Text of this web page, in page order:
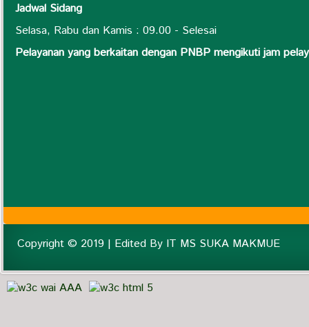
Jadwal Sidang
Selasa, Rabu dan Kamis : 09.00 - Selesai
Pelayanan yang berkaitan dengan PNBP mengikuti jam
Copyright © 2019 | Edited By IT MS SUKA MAKMUE